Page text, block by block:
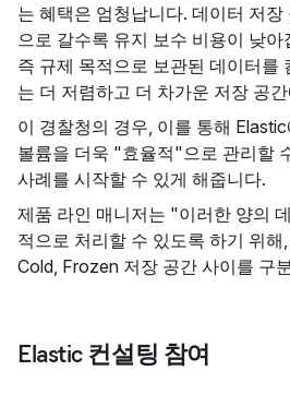
는 혜택은 엄청납니다. 데이터 저
으로 갈수록 유지 보수 비용이 낮아
즉 규제 목적으로 보관된 데이터를
는 더 저렴하고 더 차가운 저장 공
이 경찰청의 경우, 이를 통해
볼륨을 더욱 "효율적"으로 관리할
사례를 시작할 수 있게 해줍니다.
제품 라인 매니저는 "이러한 양의
적으로 처리할 수 있도록 하기 위해
Cold, Frozen 저장 공간 사이를 구
Elastic 컨설팅 참여